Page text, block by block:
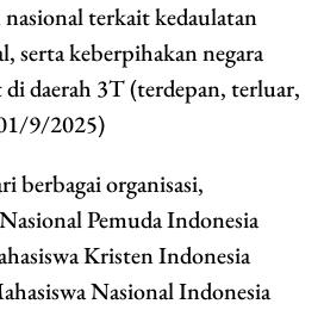
terkait kedaulatan
serta keberpihakan negara
di daerah 3T (terdepan, terluar,
9/2025)
berbagai organisasi,
Pemuda Indonesia
Kristen Indonesia
Nasional Indonesia